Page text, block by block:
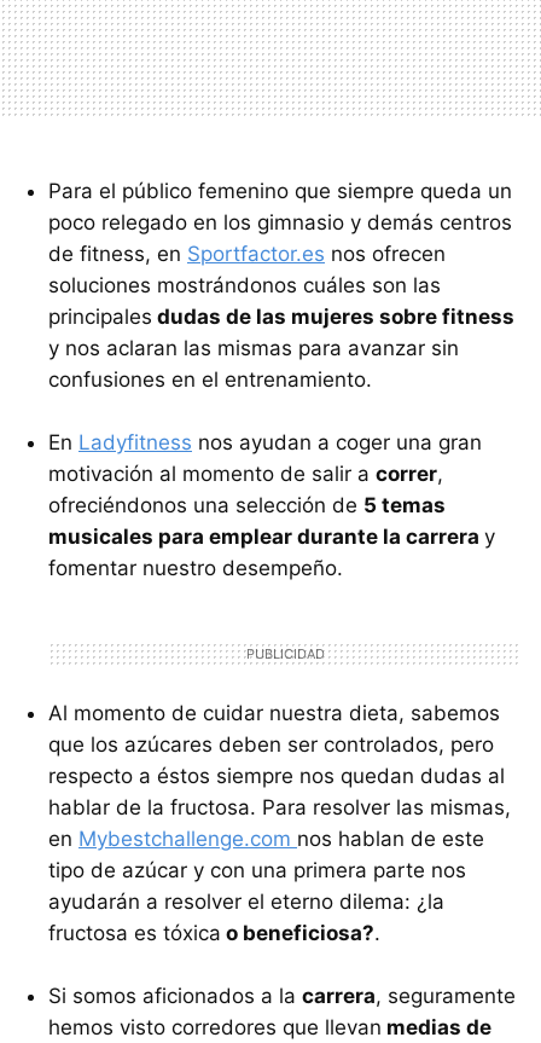
Para el público femenino que siempre queda un
poco relegado en los gimnasio y demás centros
de fitness, en Sportfactor.es nos ofrecen
soluciones mostrándonos cuáles son las
principales dudas de las mujeres sobre fitness
y nos aclaran las mismas para avanzar sin
confusiones en el entrenamiento.
En Ladyfitness nos ayudan a coger una gran
motivación al momento de salir a correr,
ofreciéndonos una selección de 5 temas
musicales para emplear durante la carrera y
fomentar nuestro desempeño.
Al momento de cuidar nuestra dieta, sabemos
que los azúcares deben ser controlados, pero
respecto a éstos siempre nos quedan dudas al
hablar de la fructosa. Para resolver las mismas,
en Mybestchallenge.com nos hablan de este
tipo de azúcar y con una primera parte nos
ayudarán a resolver el eterno dilema: ¿la
fructosa es tóxica o beneficiosa?.
Si somos aficionados a la carrera, seguramente
hemos visto corredores que llevan medias de